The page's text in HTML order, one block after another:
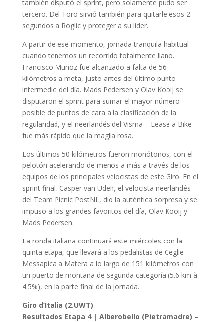
también disputó el sprint, pero solamente pudo ser
tercero. Del Toro sirvió también para quitarle esos 2
segundos a Roglic y proteger a su líder.
A partir de ese momento, jornada tranquila habitual
cuando tenemos un recorrido totalmente llano.
Francisco Muñoz fue alcanzado a falta de 56
kilómetros a meta, justo antes del último punto
intermedio del día. Mads Pedersen y Olav Kooij se
disputaron el sprint para sumar el mayor número
posible de puntos de cara a la clasificación de la
regularidad, y el neerlandés del Visma – Lease a Bike
fue más rápido que la maglia rosa.
Los últimos 50 kilómetros fueron monótonos, con el
pelotón acelerando de menos a más a través de los
equipos de los principales velocistas de este Giro. En el
sprint final, Casper van Uden, el velocista neerlandés
del Team Picnic PostNL, dio la auténtica sorpresa y se
impuso a los grandes favoritos del día, Olav Kooij y
Mads Pedersen.
La ronda italiana continuará este miércoles con la
quinta etapa, que llevará a los pedalistas de Ceglie
Messapica a Matera a lo largo de 151 kilómetros con
un puerto de montaña de segunda categoría (5.6 km à
4.5%), en la parte final de la jornada.
Giro d’Italia (2.UWT)
Resultados Etapa 4 | Alberobello (Pietramadre) –